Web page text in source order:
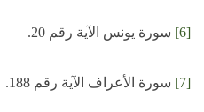
[6] سورة يونس الآية رقم 20.
[7] سورة الأعراف الآية رقم 188.